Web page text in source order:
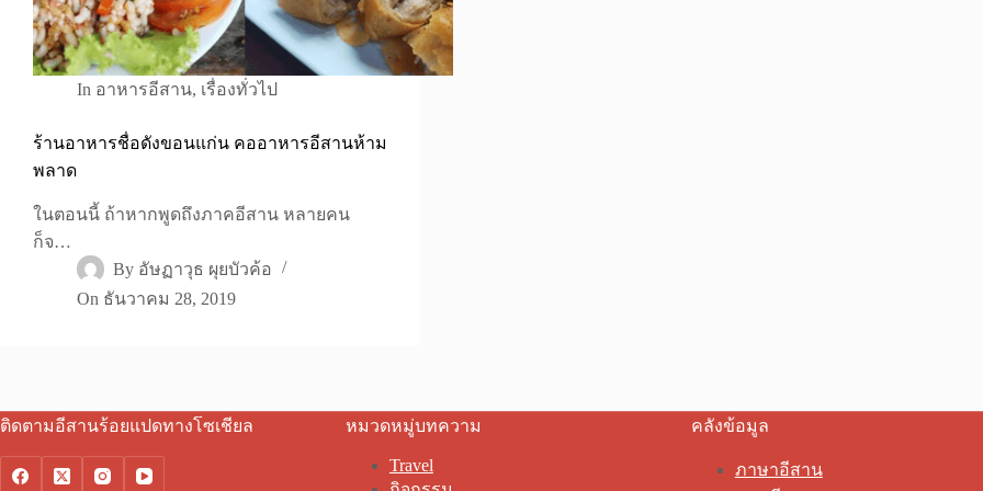
In อาหารอีสาน, เรื่องทั่วไป
ร้านอาหารชื่อดังขอนแก่น คออาหารอีสานห้าม
พลาด
ในตอนนี้ ถ้าหากพูดถึงภาคอีสาน หลายคน
ก็จ…
By อัษฏาวุธ ผุยบัวค้อ
On ธันวาคม 28, 2019
ติดตามอีสานร้อยแปดทางโซเชียล หมวดหมู่บทความ
Travel
คลังข้อมูล
ภาษาอีสาน